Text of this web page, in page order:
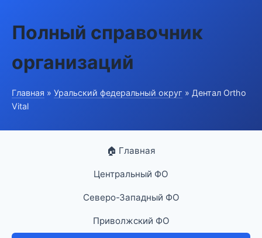
Полный справочник
организаций
Главная » Уральский федеральный округ » Дентал Ortho
Vital
🏠 Главная
Центральный ФО
Северо-Западный ФО
Приволжский ФО